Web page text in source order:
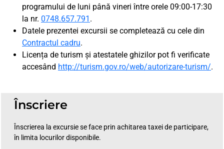
programului de luni până vineri între orele 09:00-17:30
la nr. 0748.657.791 .
Datele prezentei excursii se completează cu cele din
Contractul cadru.
Licența de turism și atestatele ghizilor pot fi verificate
accesând http://turism.gov.ro/web/autorizare-turism/.
Înscriere
Înscrierea la excursie se face prin achitarea taxei de participare,
în limita locurilor disponibile.